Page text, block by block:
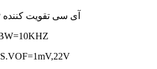
آی سی تقویت کننده OP.AMP